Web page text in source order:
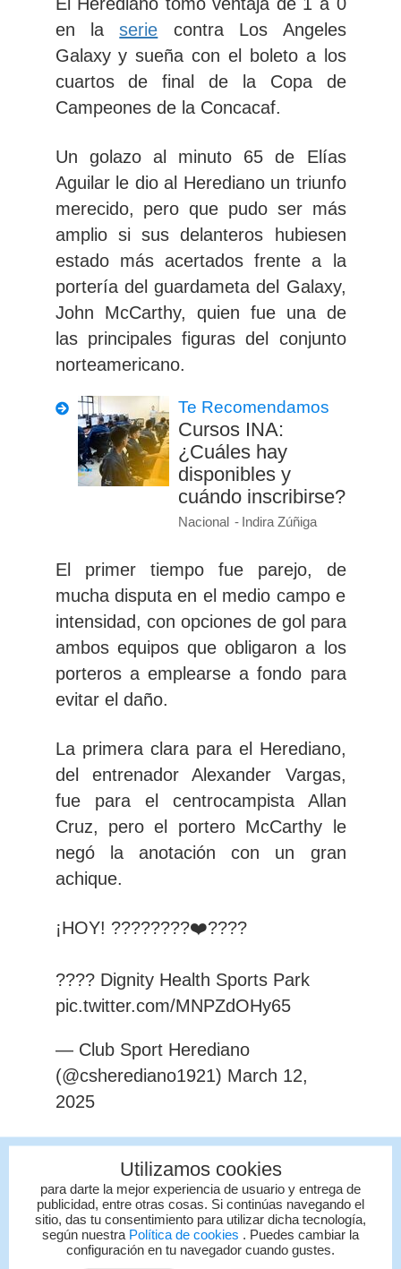
El Herediano tomó ventaja de 1 a 0
en laserie
contra Los Angeles
Galaxy y sueña con el
boleto a los
cuartos de final de la Copa de
Campeones de la Concacaf.
Un golazo al minuto 65 de Elías
Aguilarle dio al Herediano un triunfo
merecido, pero que pudo ser más
amplio si sus delanteros hubiesen
estado más acertados frente a la
portería del guardameta del Galaxy,
John McCarthy, quien fue una de
las principales figuras del conjunto
norteamericano.
Te Recomendamos
Cursos INA:
¿Cuáles hay
disponibles y
cuándo inscribirse?
Nacional Indira Zúñiga
El primer tiempo fue parejo, de
mucha disputa en el medio campo e
intensidad, con opciones de gol para
ambos equipos que obligaron a los
porteros a emplearse a fondo para
evitar el daño.
La primera clara para el Herediano,
del entrenador Alexander Vargas,
fue para el centrocampista Allan
Cruz, pero el portero McCarthy
le
negó la anotación con un gran
achique.
¡HOY! ????????❤️????
???? Dignity Health Sports Park
pic.twitter.com/MNPZdOHy65
— Club Sport Herediano
(@csherediano1921) March 12,
2025
Galaxy también vio como Dany
Carvajal,le negó el gol en un par de
ocasionescon buenas atajadas ante
remates del brasileño Gabriel Pec y
del atacante Christian Ramírez.
Utilizamos cookies
para darte la mejor experiencia de usuario y entrega de
publicidad, entre otras cosas. Si continúas navegando el
sitio, das tu consentimiento para utilizar dicha tecnología,
según nuestra Política de cookies
. Puedes cambiar la
configuración en tu navegador cuando gustes.